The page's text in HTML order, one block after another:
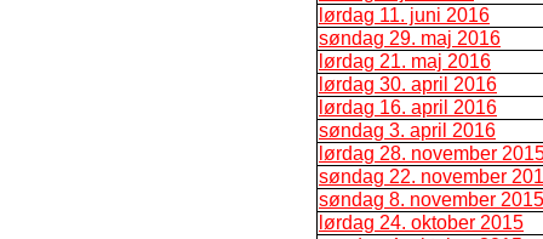
lørdag 11. juni 2016
søndag 29. maj 2016
lørdag 21. maj 2016
lørdag 30. april 2016
lørdag 16. april 2016
søndag 3. april 2016
lørdag 28. november
søndag 22. november
søndag 8. november 2015
lørdag 24. oktober 2015